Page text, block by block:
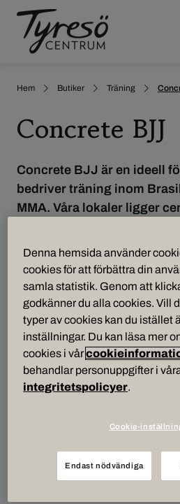
Hem Butiker Träning
Concrete BJJ
Concrete BJJ är en ideell
bedriver träning inom
MMA. Våra lokaler ligger
busskommunikationer.
Vi har instruktörer med
BJJ och MMA och välkomnar
hos oss. Barn kan vara med
från 7 års ålder.
Våra öppettider är
Måndag 18:30-20:00
Tisdag 18:00-19:00
Denna hemsida använder
cookies för att förbättra din
samla statistik. Genom att
godkänner du alla cookies. Vill
typer av cookies kan du istället
inställningar. Du kan läsa mer
cookies i vår
behandlar personuppgifter i
integritetspolicyer.
Cookie-
Endast nödvändiga